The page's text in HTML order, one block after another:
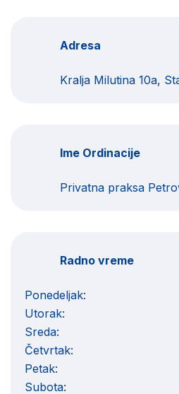
Adresa
Kralja Milutina 10a,
Ime Ordinacije
Privatna praksa
Radno vreme
Ponedeljak:
Utorak:
Sreda:
Četvrtak:
Petak:
Subota: